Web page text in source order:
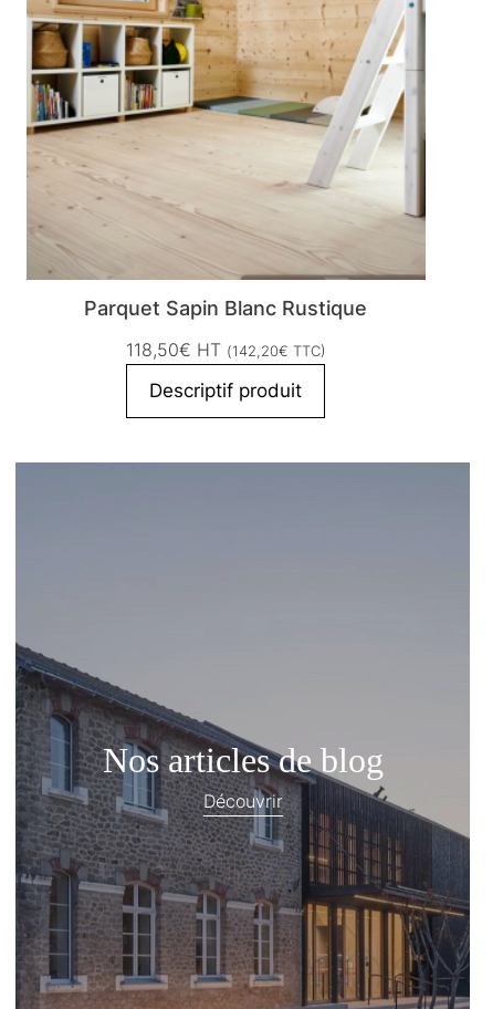
Parquet Sapin Blanc Rustique
118,50€ HT (142,20€ TTC)
Descriptif produit
Nos articles de blog
Découvrir